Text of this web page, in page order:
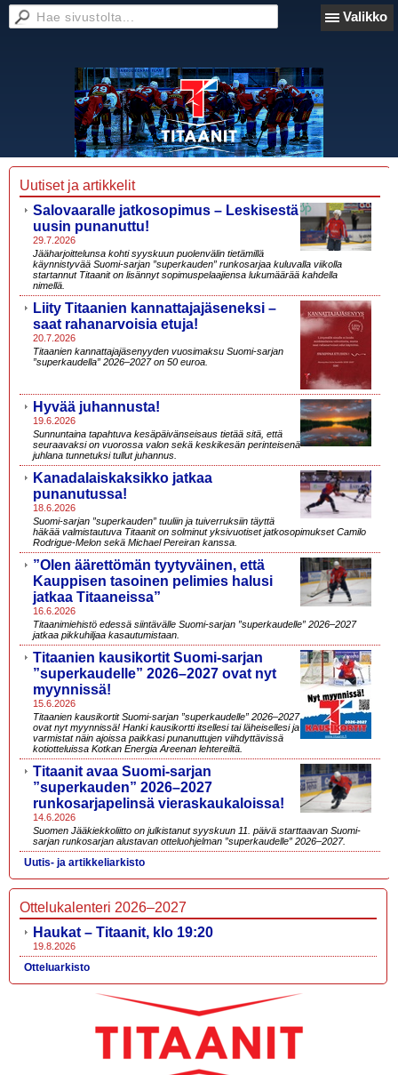
Valikko
Uutiset ja artikkelit
Salovaaralle jatkosopimus – Leskisestä
uusin punanuttu!
29.7.2026
Jääharjoittelunsa kohti syyskuun puolenvälin tietämillä
käynnistyvää Suomi-sarjan ”superkauden” runkosarjaa kuluvalla viikolla
startannut Titaanit on lisännyt sopimuspelaajiensa lukumäärää kahdella
nimellä.
Liity Titaanien kannattajajäseneksi –
saat rahanarvoisia etuja!
20.7.2026
Titaanien kannattajajäsenyyden vuosimaksu Suomi-sarjan
”superkaudella” 2026–2027 on 50 euroa.
Hyvää juhannusta!
19.6.2026
Sunnuntaina tapahtuva kesäpäivänseisaus tietää sitä, että
seuraavaksi on vuorossa valon sekä keskikesän perinteisenä
juhlana tunnetuksi tullut juhannus.
Kanadalaiskaksikko jatkaa
punanutussa!
18.6.2026
Suomi-sarjan ”superkauden” tuuliin ja tuiverruksiin täyttä
häkää valmistautuva Titaanit on solminut yksivuotiset jatkosopimukset Camilo
Rodrigue-Melon sekä Michael Pereiran kanssa.
”Olen äärettömän tyytyväinen, että
Kauppisen tasoinen pelimies halusi
jatkaa Titaaneissa”
16.6.2026
Titaanimiehistö edessä siintävälle Suomi-sarjan ”superkaudelle” 2026–2027
jatkaa pikkuhiljaa kasautumistaan.
Titaanien kausikortit Suomi-sarjan
”superkaudelle” 2026–2027 ovat nyt
myynnissä!
15.6.2026
Titaanien kausikortit Suomi-sarjan ”superkaudelle” 2026–2027
ovat nyt myynnissä! Hanki kausikortti itsellesi tai läheisellesi ja
varmistat näin ajoissa paikkasi punanuttujen viihdyttävissä
kotiotteluissa Kotkan Energia Areenan lehtereiltä.
Titaanit avaa Suomi-sarjan
”superkauden” 2026–2027
runkosarjapelinsä vieraskaukaloissa!
14.6.2026
Suomen Jääkiekkoliitto on julkistanut syyskuun 11. päivä starttaavan Suomi-
sarjan runkosarjan alustavan otteluohjelman ”superkaudelle” 2026–2027.
Uutis- ja artikkeliarkisto
Ottelukalenteri 2026–2027
Haukat – Titaanit, klo 19:20
19.8.2026
Otteluarkisto